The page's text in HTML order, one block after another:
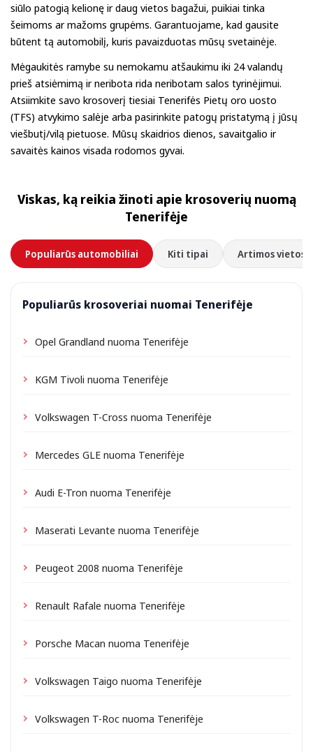
siūlo patogią kelionę ir daug vietos bagažui, puikiai tinka
šeimoms ar mažoms grupėms. Garantuojame, kad gausite
būtent tą automobilį, kuris pavaizduotas mūsų svetainėje.
Mėgaukitės ramybe su nemokamu atšaukimu iki 24 valandų
prieš atsiėmimą ir neribota rida neribotam salos tyrinėjimui.
Atsiimkite savo krosoverį tiesiai Tenerifės Pietų oro uosto
(TFS) atvykimo salėje arba pasirinkite patogų pristatymą į jūsų
viešbutį/vilą pietuose. Mūsų skaidrios dienos, savaitgalio ir
savaitės kainos visada rodomos gyvai.
Viskas, ką reikia žinoti apie krosoverių nuomą
Tenerifėje
Populiarūs automobiliai Kiti tipai Artimos vietos
Populiarūs krosoveriai nuomai Tenerifėje
Opel Grandland nuoma Tenerifėje
KGM Tivoli nuoma Tenerifėje
Volkswagen T-Cross nuoma Tenerifėje
Mercedes GLE nuoma Tenerifėje
Audi E-Tron nuoma Tenerifėje
Maserati Levante nuoma Tenerifėje
Peugeot 2008 nuoma Tenerifėje
Renault Rafale nuoma Tenerifėje
Porsche Macan nuoma Tenerifėje
Volkswagen Taigo nuoma Tenerifėje
Volkswagen T-Roc nuoma Tenerifėje